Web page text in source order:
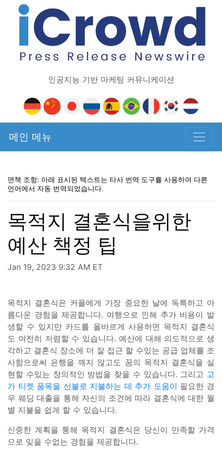
인공지능 기반 마케팅 커뮤니케이션
메인 메뉴
면책 조항: 아래 표시된 텍스트는 타사 번역 도구를 사용하여 다른
언어에서 자동 번역되었습니다.
목적지 결혼식을위한
예산 책정 팁
Jan 19, 2023 9:32 AM ET
목적지 결혼식은 커플에게 가장 중요한 날에 독특하고 아
름다운 경험을 제공합니다. 여행으로 인해 추가 비용이 발
생할 수 있지만 카드를 올바르게 사용하면 목적지 결혼식
도 여전히 저렴할 수 있습니다. 예산에 대해 의도적으로 생
각하고 결혼식 장소에 더 잘 접근 할 수있는 공급 업체를 조
사함으로써 은행을 깨지 않고도 꿈의 목적지 결혼식을 실
현할 수있는 창의적인 방법을 찾을 수 있습니다. 그리고 고
가 티켓 품목을 선불로 지불하는 데 추가 도움이 필요한 경
우 웨딩 대출을 통해 자신의 조건에 따라 결혼식에 대한 월
별 지불을 쉽게 할 수 있습니다.
신중한 계획을 통해 목적지 결혼식은 당신이 만족할 가격
으로 잊을 수없는 경험을 제공합니다.